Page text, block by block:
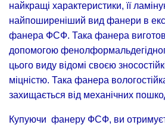
найкращі характеристики, її
найпоширеніший вид фанери в
фанера ФСФ. Така фанера
допомогою
цього виду відомі своєю
міцністю. Така фанера
захищається від механічних
Купуючи фанеру ФСФ, ви